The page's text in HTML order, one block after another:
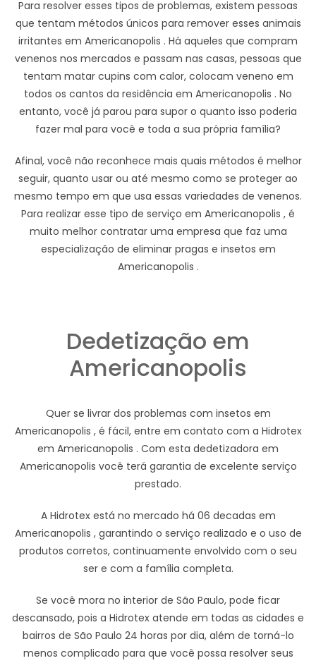
Para resolver esses tipos de problemas, existem pessoas
que tentam métodos únicos para remover esses animais
irritantes em Americanopolis . Há aqueles que compram
venenos nos mercados e passam nas casas, pessoas que
tentam matar cupins com calor, colocam veneno em
todos os cantos da residência em Americanopolis . No
entanto, você já parou para supor o quanto isso poderia
fazer mal para você e toda a sua própria família?
Afinal, você não reconhece mais quais métodos é melhor
seguir, quanto usar ou até mesmo como se proteger ao
mesmo tempo em que usa essas variedades de venenos.
Para realizar esse tipo de serviço em Americanopolis , é
muito melhor contratar uma empresa que faz uma
especialização de eliminar pragas e insetos em
Americanopolis .
Dedetização em
Americanopolis
Quer se livrar dos problemas com insetos em
Americanopolis , é fácil, entre em contato com a Hidrotex
em Americanopolis . Com esta dedetizadora em
Americanopolis você terá garantia de excelente serviço
prestado.
A Hidrotex está no mercado há 06 decadas em
Americanopolis , garantindo o serviço realizado e o uso de
produtos corretos, continuamente envolvido com o seu
ser e com a família completa.
Se você mora no interior de São Paulo, pode ficar
descansado, pois a Hidrotex atende em todas as cidades e
bairros de São Paulo 24 horas por dia, além de torná-lo
menos complicado para que você possa resolver seus